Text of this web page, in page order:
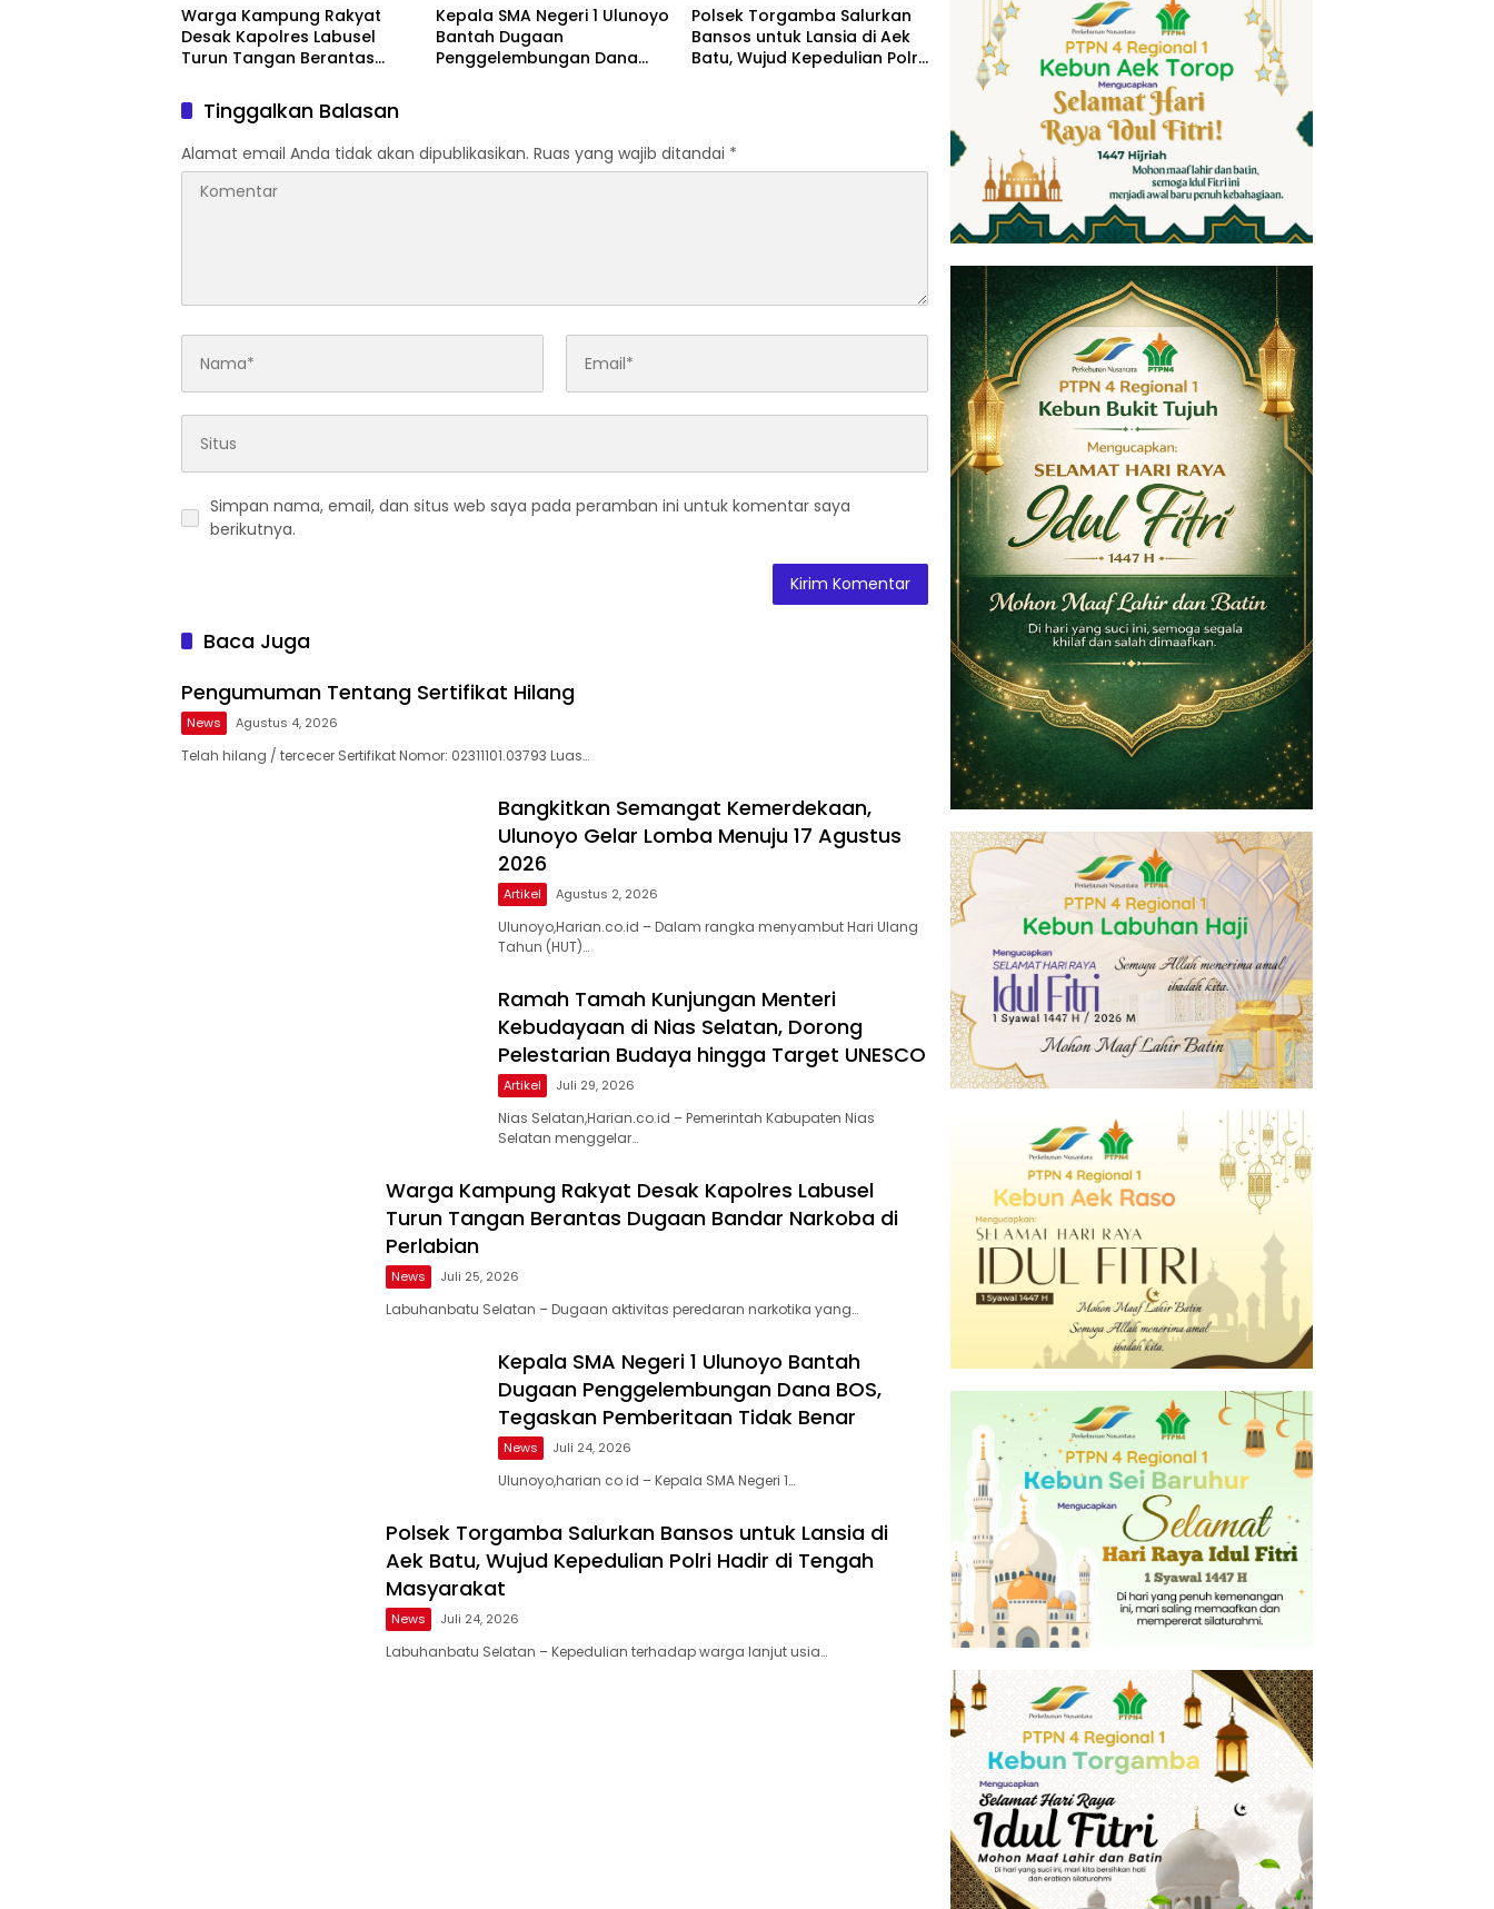
Warga Kampung Rakyat
Desak Kapolres Labusel
Turun Tangan Berantas
Perlabian
Kepala SMA Negeri 1 Ulunoyo
Bantah Dugaan
Penggelembungan Dana
Polsek Torgamba Salurkan
Bansos untuk Lansia di Aek
Batu, Wujud Kepedulian Polri
Tinggalkan Balasan
Alamat email Anda tidak akan dipublikasikan. Ruas yang wajib ditandai *
Simpan nama, email, dan situs web saya pada peramban ini untuk komentar saya
berikutnya.
Baca Juga
Pengumuman Tentang Sertifikat Hilang
News Agustus 4, 2026
Telah hilang / tercecer Sertifikat Nomor: 02311101.03793 Luas…
Bangkitkan Semangat Kemerdekaan,
Ulunoyo Gelar Lomba Menuju 17 Agustus
2026
Artikel Agustus 2, 2026
Ulunoyo,Harian.co.id – Dalam rangka menyambut Hari Ulang
Tahun (HUT)…
Ramah Tamah Kunjungan Menteri
Kebudayaan di Nias Selatan, Dorong
Pelestarian Budaya hingga Target UNESCO
Artikel Juli 29, 2026
Nias Selatan,Harian.co.id – Pemerintah Kabupaten Nias
Selatan menggelar…
Warga Kampung Rakyat Desak Kapolres Labusel
Turun Tangan Berantas Dugaan Bandar Narkoba di
Perlabian
News Juli 25, 2026
Labuhanbatu Selatan – Dugaan aktivitas peredaran narkotika yang…
Kepala SMA Negeri 1 Ulunoyo Bantah
Dugaan Penggelembungan Dana BOS,
Tegaskan Pemberitaan Tidak Benar
News Juli 24, 2026
Ulunoyo,harian co id – Kepala SMA Negeri 1…
Polsek Torgamba Salurkan Bansos untuk Lansia di
Aek Batu, Wujud Kepedulian Polri Hadir di Tengah
Masyarakat
News Juli 24, 2026
Labuhanbatu Selatan – Kepedulian terhadap warga lanjut usia…